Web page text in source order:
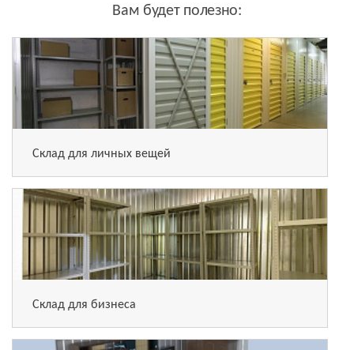
Вам будет полезно:
Склад для личных вещей
Склад для бизнеса